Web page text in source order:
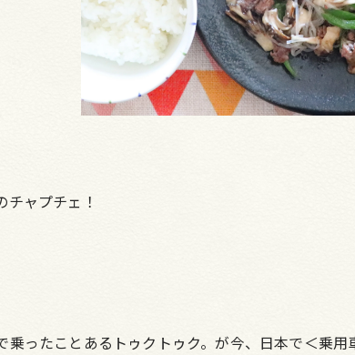
ャプチェ！
乗ったことあるトゥクトゥク。が今、日本で＜乗